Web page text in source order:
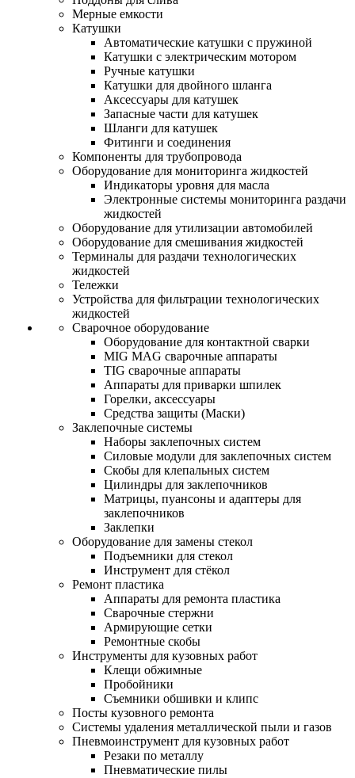
Мерные емкости
Катушки
Автоматические катушки с пружиной
Катушки с электрическим мотором
Ручные катушки
Катушки для двойного шланга
Аксессуары для катушек
Запасные части для катушек
Шланги для катушек
Фитинги и соединения
Компоненты для трубопровода
Оборудование для мониторинга жидкостей
Индикаторы уровня для масла
Электронные системы мониторинга раздачи
жидкостей
Оборудование для утилизации автомобилей
Оборудование для смешивания жидкостей
Терминалы для раздачи технологических
жидкостей
Тележки
Устройства для фильтрации технологических
жидкостей
Сварочное оборудование
Оборудование для контактной сварки
MIG MAG сварочные аппараты
TIG сварочные аппараты
Аппараты для приварки шпилек
Горелки, аксессуары
Средства защиты (Маски)
Заклепочные системы
Наборы заклепочных систем
Силовые модули для заклепочных систем
Скобы для клепальных систем
Цилиндры для заклепочников
Матрицы, пуансоны и адаптеры для
заклепочников
Заклепки
Оборудование для замены стекол
Подъемники для стекол
Инструмент для стёкол
Ремонт пластика
Аппараты для ремонта пластика
Сварочные стержни
Армирующие сетки
Ремонтные скобы
Инструменты для кузовных работ
Клещи обжимные
Пробойники
Съемники обшивки и клипс
Посты кузовного ремонта
Системы удаления металлической пыли и газов
Пневмоинструмент для кузовных работ
Резаки по металлу
Пневматические пилы